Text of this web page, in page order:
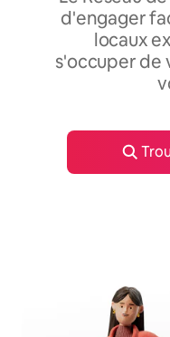
d'engager
locaux
s'occuper de